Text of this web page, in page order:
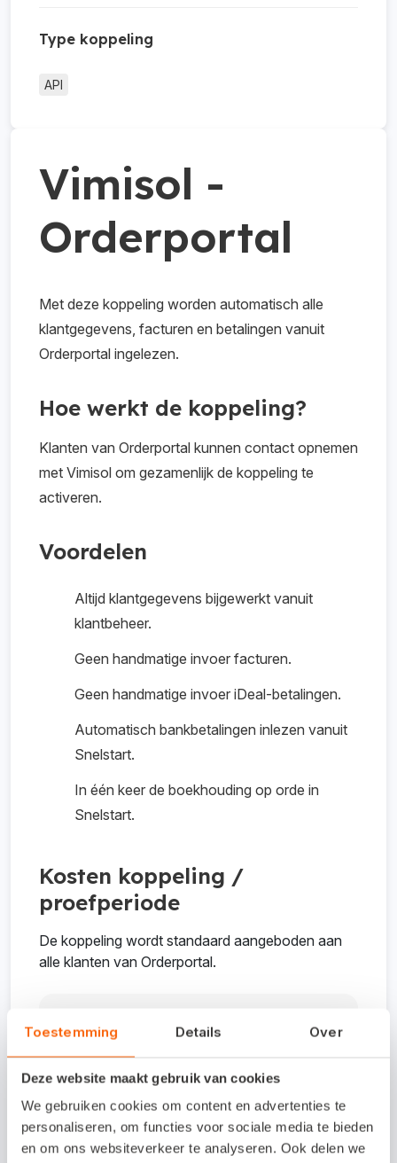
Toestemming Details Over
Deze website maakt gebruik van cookies
We gebruiken cookies om content en advertenties te
personaliseren, om functies voor sociale media te bieden
en om ons websiteverkeer te analyseren. Ook delen we
Type koppeling
API
Vimisol -
Orderportal
Met deze koppeling worden automatisch alle
klantgegevens, facturen en betalingen vanuit
Orderportal ingelezen.
Hoe werkt de koppeling?
Klanten van Orderportal kunnen contact opnemen
met Vimisol om gezamenlijk de koppeling te
activeren.
Voordelen
Altijd klantgegevens bijgewerkt vanuit
klantbeheer.
Geen handmatige invoer facturen.
Geen handmatige invoer iDeal-betalingen.
Automatisch bankbetalingen inlezen vanuit
Snelstart.
In één keer de boekhouding op orde in
Snelstart.
Kosten koppeling /
proefperiode
De koppeling wordt standaard aangeboden aan
alle klanten van Orderportal.
Interesse in deze
koppeling?
Vragen of problemen? Mail naar
info@vimisol.nl.